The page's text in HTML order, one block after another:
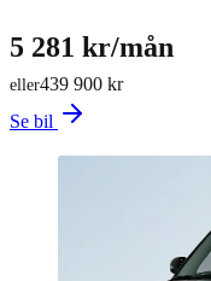
439 900 kr
eller
5 281 kr/mån
Se bil